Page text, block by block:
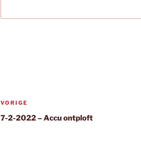
Bericht
navigatie
Vorig
bericht
VORIGE
7-2-2022 – Accu ontploft